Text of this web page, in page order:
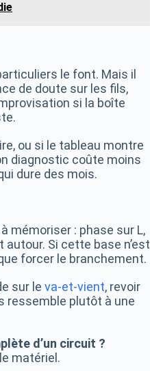
le font. Mais il
de doute sur les fils,
si la boîte
ou si le tableau montre
diagnostic coûte moins
dure des mois.
mémoriser : phase sur L,
Si cette base n’est
forcer le branchement.
sur le va-et-vient, revoir
ressemble plutôt à une
d’un circuit ?
matériel.